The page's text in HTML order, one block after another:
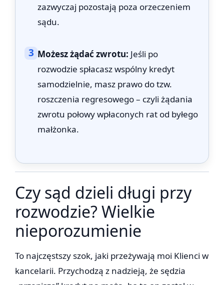
zazwyczaj pozostają poza orzeczeniem
sądu.
3 Możesz żądać zwrotu: Jeśli po
rozwodzie spłacasz wspólny kredyt
samodzielnie, masz prawo do tzw.
roszczenia regresowego – czyli żądania
zwrotu połowy wpłaconych rat od byłego
małżonka.
Czy sąd dzieli długi przy
rozwodzie? Wielkie
nieporozumienie
To najczęstszy szok, jaki przeżywają moi Klienci w
kancelarii. Przychodzą z nadzieją, że sędzia